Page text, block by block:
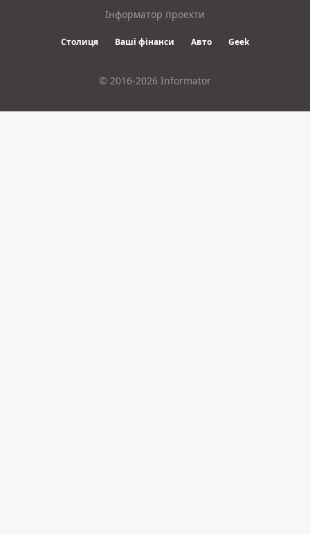
Інформатор проекти
Столиця Ваші фінанси Авто Geek
© 2016-2026 Informator